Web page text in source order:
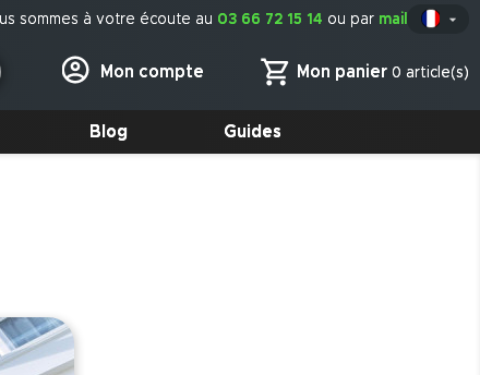

sommes à votre écoute au 03 66 72 15 14 ou par mail
Mon panier 0 article(s)
Mon compte
Blog Guides